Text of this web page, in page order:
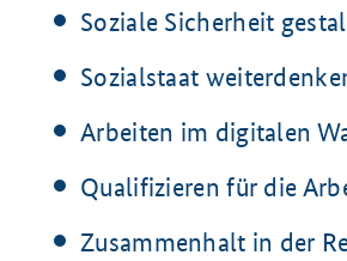
Soziale Sicherheit
Sozialstaat
Arbeiten im digitalen
Qualifizieren für die
Zusammenhalt in der